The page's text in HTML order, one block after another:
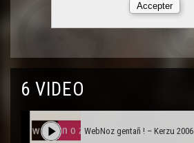
6 VIDEO
WebNoz gentañ ! – Kerzu 2006